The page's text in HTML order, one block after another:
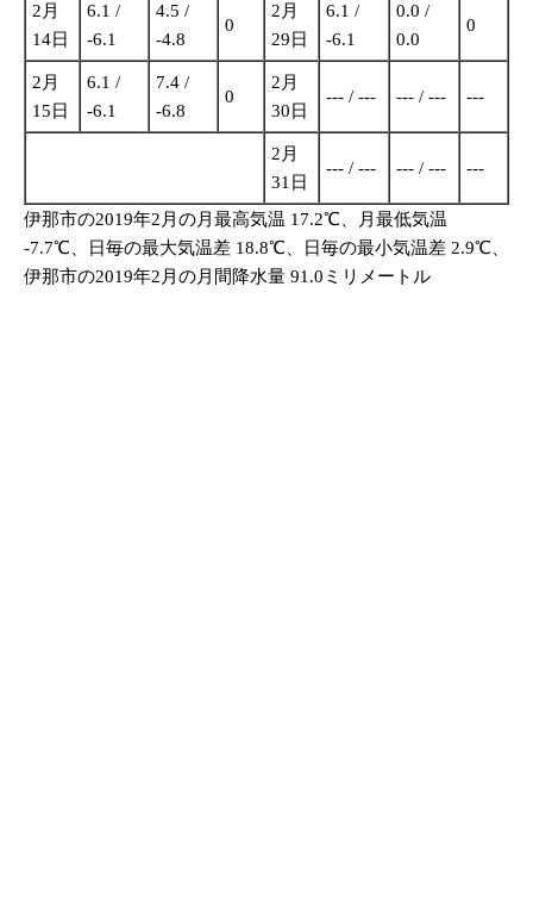
2月
14日
6.1 /
-6.1
4.5 /
-4.8
0
2月
29日
6.1 /
-6.1
0.0 /
0.0
0
2月
15日
6.1 /
-6.1
7.4 /
-6.8
0
2月
30日
--- / --- --- / --- ---
2月
31日
--- / --- --- / --- ---
伊那市の2019年2月の月最高気温 17.2℃、月最低気温
-7.7℃、日毎の最大気温差 18.8℃、日毎の最小気温差 2.9℃、
伊那市の2019年2月の月間降水量 91.0ミリメートル